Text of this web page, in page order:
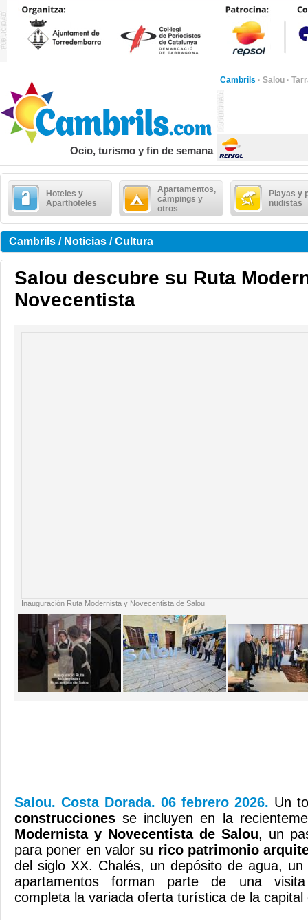
Cambrils · Salou ·
Ocio, turismo y fin de semana
Hoteles y
Aparthoteles
Apartamentos,
cámpings y
otros
Playas y
nudistas
Cambrils / Noticias / Cultura
Salou descubre su Ruta
Novecentista
Inauguración Ruta Modernista y Novecentista de Salou
Salou. Costa Dorada. 06 febrero 2026. Un
construcciones se incluyen en la
Modernista y Novecentista de Salou, un
para poner en valor su rico patrimonio
del siglo XX. Chalés, un depósito de agua,
apartamentos forman parte de una visita
completa la variada oferta turística de la